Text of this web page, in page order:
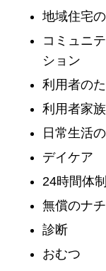
地域住宅
コミュニ
ション
利用者の
利用者家
日常生活
デイケア
24時間体
無償のナ
診断
おむつ